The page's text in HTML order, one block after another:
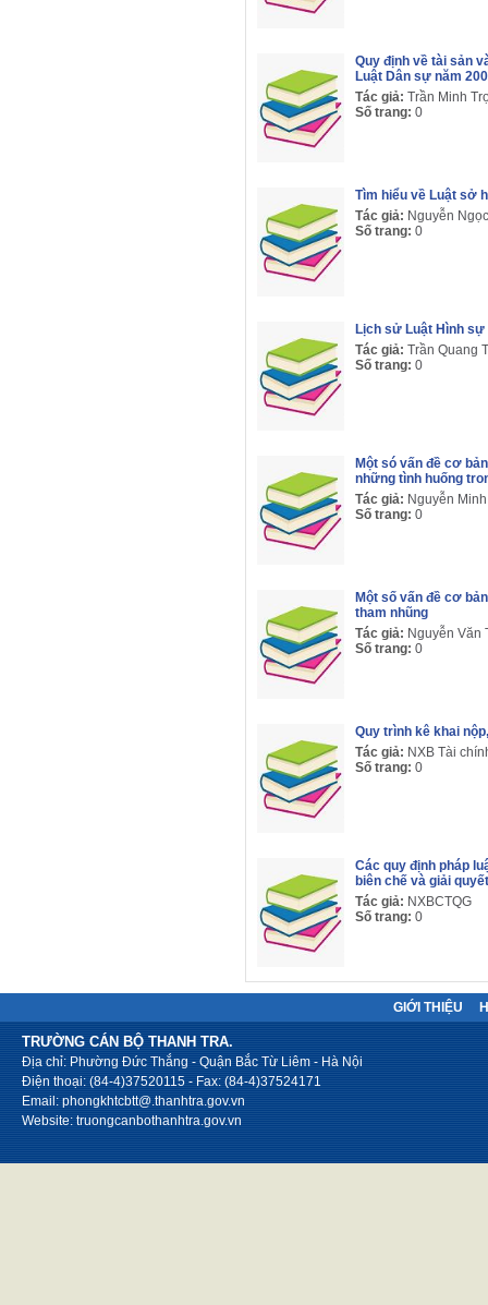
Quy định về tài sản
Luật Dân sự năm
Tác giả: Trần Minh
Số trang: 0
Tìm hiểu về Luật sở
Tác giả: Nguyễn
Số trang: 0
Lịch sử Luật Hình
Tác giả: Trần Quang
Số trang: 0
Một só vấn đề cơ
những tình huống
Tác giả: Nguyễn
Số trang: 0
Một số vấn đề cơ
tham nhũng
Tác giả: Nguyễn Văn
Số trang: 0
Quy trình kê khai
Tác giả: NXB Tài
Số trang: 0
Các quy định pháp
biên chế và giải
Tác giả: NXBCTQG
Số trang: 0
GIỚI THIỆU
TRƯỜNG CÁN BỘ THANH TRA.
Địa chỉ: Phường Đức Thắng - Quận Bắc Từ Liêm - Hà Nội
Điện thoại: (84-4)37520115 - Fax: (84-4)37524171
Email: phongkhtcbtt@.thanhtra.gov.vn
Website: truongcanbothanhtra.gov.vn